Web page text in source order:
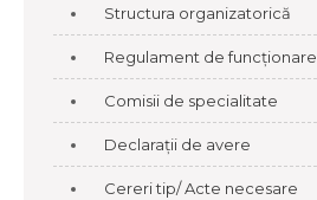
Structura organizatorică
Regulament de funcționare
Comisii de specialitate
Declarații de avere
Cereri tip/ Acte necesare